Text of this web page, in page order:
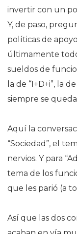
invertir con un
Y, de paso,
políticas de
últimamente
sueldos de
la de “I+D+i”, la
siempre se
Aquí la
“Sociedad”, el
nervios. Y para
tema de los
que les parió (a
Así que las dos